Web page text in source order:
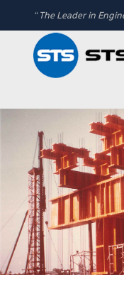
“ The Leader in